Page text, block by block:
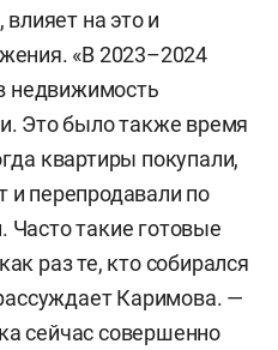
на это и
«В 2023–2024
недвижимость
Это было также время
квартиры покупали,
перепродавали по
такие готовые
раз те, кто собирался
Каримова. —
сейчас совершенно